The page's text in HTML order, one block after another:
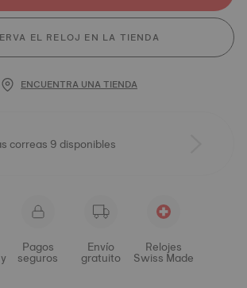
EL RELOJ EN LA TIENDA
ENCUENTRA UNA TIENDA
correas 9 disponibles
Pagos
seguros
Envío
gratuito
Relojes
Swiss Made